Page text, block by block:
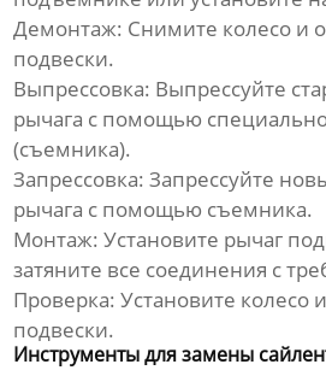
Демонтаж: Снимите колесо и
подвески.
Выпрессовка: Выпрессуйте
рычага с помощью
(съемника).
Запрессовка: Запрессуйте
рычага с помощью съемника.
Монтаж: Установите рычаг
затяните все соединения с
Проверка: Установите колесо
подвески.
Инструменты для замены